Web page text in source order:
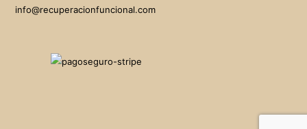
info@recuperacionfuncional.com